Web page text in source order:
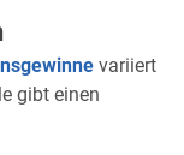
variiert
gibt einen